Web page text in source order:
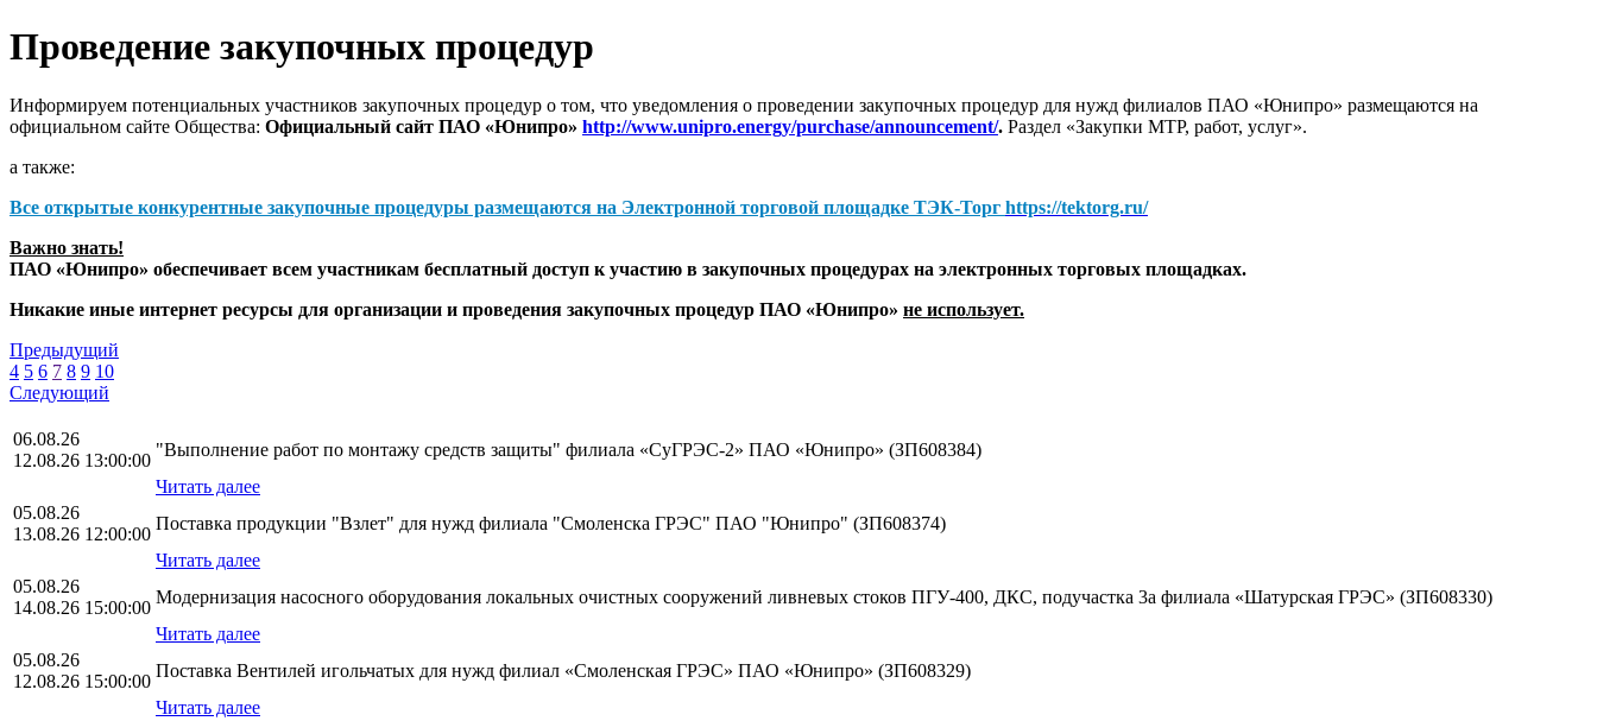
Проведение закупочных процедур
Информируем потенциальных участников закупочных процедур о том, что уведомления о проведении закупочных процедур для нужд филиалов ПАО «Юнипро» размещаются на
официальном сайте Общества: Официальный сайт ПАО «Юнипро» http://www.unipro.energy/purchase/announcement/. Раздел «Закупки МТР, работ, услуг».
а также:
Все открытые конкурентные закупочные процедуры размещаются на Электронной торговой площадке ТЭК-Торг https://tektorg.ru/
Важно знать!
ПАО «Юнипро» обеспечивает всем участникам бесплатный доступ к участию в закупочных процедурах на электронных торговых площадках.
Никакие иные интернет ресурсы для организации и проведения закупочных процедур ПАО «Юнипро» не использует.
Предыдущий
4 5 6 7 8 9 10
Следующий
06.08.26
12.08.26 13:00:00
"Выполнение работ по монтажу средств защиты" филиала «СуГРЭС-2» ПАО «Юнипро» (ЗП608384)
Читать далее
05.08.26
13.08.26 12:00:00
Поставка продукции "Взлет" для нужд филиала "Смоленска ГРЭС" ПАО "Юнипро" (ЗП608374)
Читать далее
05.08.26
14.08.26 15:00:00
Модернизация насосного оборудования локальных очистных сооружений ливневых стоков ПГУ-400, ДКС, подучастка 3а филиала «Шатурская ГРЭС» (ЗП608330)
Читать далее
05.08.26
12.08.26 15:00:00
Поставка Вентилей игольчатых для нужд филиал «Смоленская ГРЭС» ПАО «Юнипро» (ЗП608329)
Читать далее